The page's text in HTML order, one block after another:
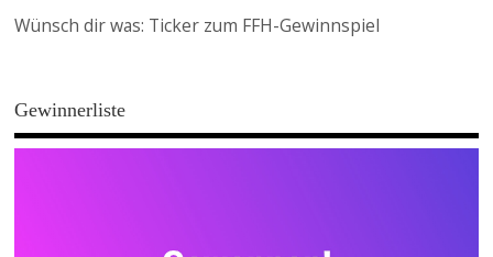
Wünsch dir was: Ticker zum FFH-Gewinnspiel
Gewinnerliste